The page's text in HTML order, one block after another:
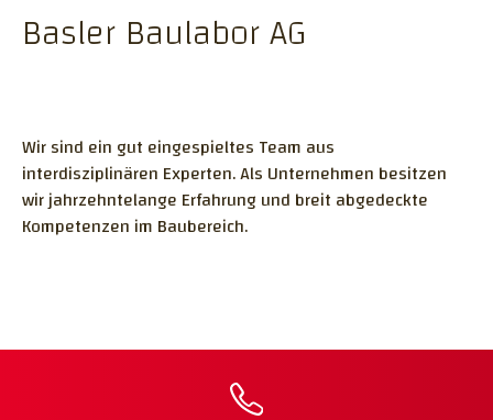
Gebäudeschadstoffe
LABOR
UNTERNEHMEN
Geschichte
KONTAKT
Basler Baulabor AG
Wir sind ein gut eingespieltes Team aus
interdisziplinären Experten. Als Unternehmen besitzen
wir jahrzehntelange Erfahrung und breit abgedeckte
Kompetenzen im Baubereich.